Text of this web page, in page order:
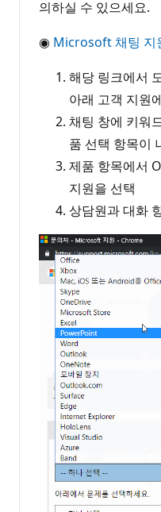
의하실 수 있으세요.
◉ Microsoft 채팅 지
해당 링크에서
아래 고객 지원
채팅 창에 키워
품 선택 항목이
제품 항목에서
지원을 선택
상담원과 대화